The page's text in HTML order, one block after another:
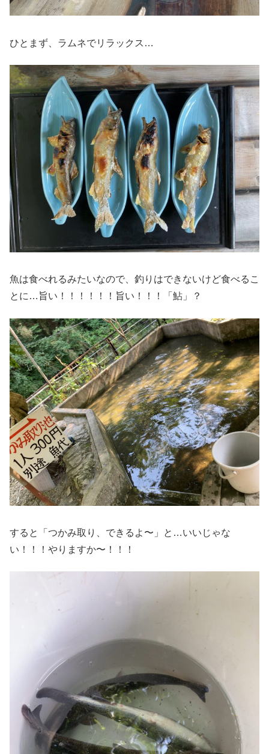
ひとまず、ラムネでリラックス…
魚は食べれるみたいなので、釣りはできないけど食べるこ
とに…旨い！！！！！！旨い！！！「鮎」？
すると「つかみ取り、できるよ〜」と…いいじゃな
い！！！やりますか〜！！！